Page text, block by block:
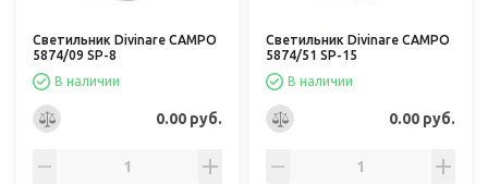
Светильник Divinare CAMPO
5874/09 SP-8
В наличии
0.00 руб.
Светильник Divinare CAMPO
5874/51 SP-15
В наличии
0.00 руб.